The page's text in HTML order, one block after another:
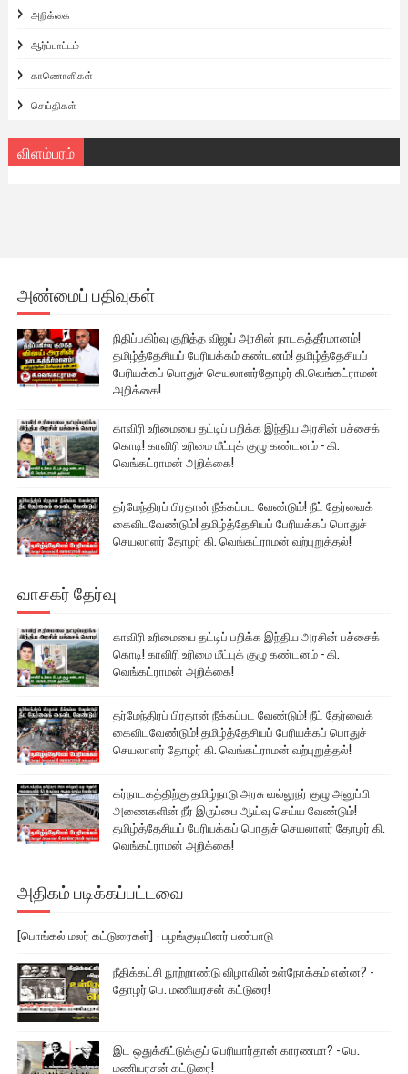
அறிக்கை
ஆர்ப்பாட்டம்
காணொளிகள்
செய்திகள்
விளம்பரம்
அண்மைப் பதிவுகள்
நிதிப்பகிர்வு குறித்த விஜய் அரசின் நாடகத்தீர்மானம்!
தமிழ்த்தேசியப் பேரியக்கம் கண்டனம்! தமிழ்த்தேசியப்
பேரியக்கப் பொதுச் செயலாளர்தோழர் கி.வெங்கட்ராமன்
அறிக்கை!
காவிரி உரிமையை தட்டிப் பறிக்க இந்திய அரசின் பச்சைக்
கொடி! காவிரி உரிமை மீட்புக் குழு கண்டனம் - கி.
வெங்கட்ராமன் அறிக்கை!
தர்மேந்திரப் பிரதான் நீக்கப்பட வேண்டும்! நீட் தேர்வைக்
கைவிடவேண்டும்! தமிழ்த்தேசியப் பேரியக்கப் பொதுச்
செயலாளர் தோழர் கி. வெங்கட்ராமன் வற்புறுத்தல்!
வாசகர் தேர்வு
காவிரி உரிமையை தட்டிப் பறிக்க இந்திய அரசின் பச்சைக்
கொடி! காவிரி உரிமை மீட்புக் குழு கண்டனம் - கி.
வெங்கட்ராமன் அறிக்கை!
தர்மேந்திரப் பிரதான் நீக்கப்பட வேண்டும்! நீட் தேர்வைக்
கைவிடவேண்டும்! தமிழ்த்தேசியப் பேரியக்கப் பொதுச்
செயலாளர் தோழர் கி. வெங்கட்ராமன் வற்புறுத்தல்!
கர்நாடகத்திற்கு தமிழ்நாடு அரசு வல்லுநர் குழு அனுப்பி
அணைகளின் நீர் இருப்பை ஆய்வு செய்ய வேண்டும்!
தமிழ்த்தேசியப் பேரியக்கப் பொதுச் செயலாளர் தோழர் கி.
வெங்கட்ராமன் அறிக்கை!
அதிகம் படிக்கப்பட்டவை
[பொங்கல் மலர் கட்டுரைகள்] - பழங்குடியினர் பண்பாடு
நீதிக்கட்சி நூற்றாண்டு விழாவின் உள்நோக்கம் என்ன? -
தோழர் பெ. மணியரசன் கட்டுரை!
இட ஒதுக்கீட்டுக்குப் பெரியார்தான் காரணமா? - பெ.
மணியரசன் கட்டுரை!